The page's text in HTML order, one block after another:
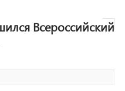
Всероссийский